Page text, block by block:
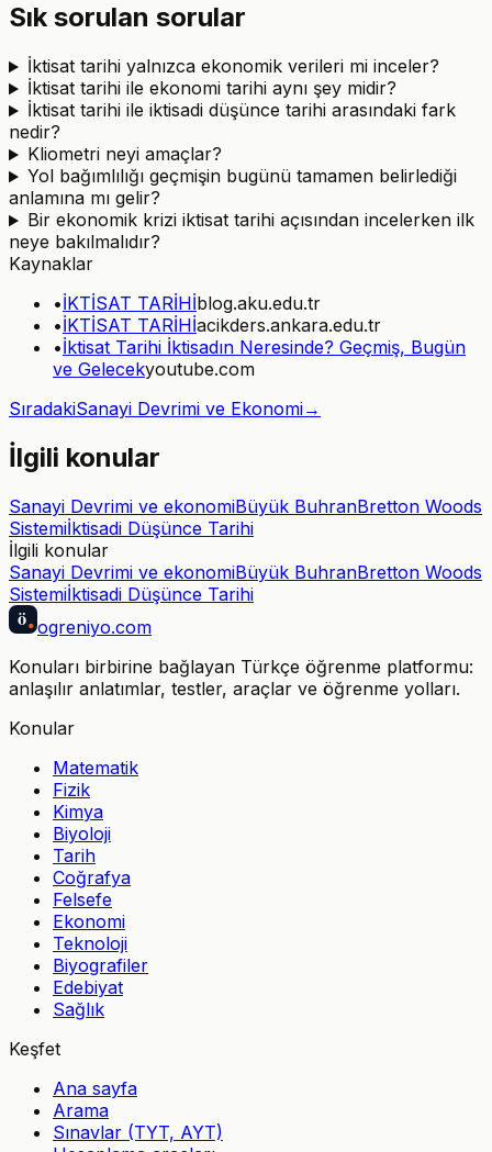
Sık sorulan sorular
İktisat tarihi yalnızca ekonomik verileri mi inceler?
İktisat tarihi ile ekonomi tarihi aynı şey midir?
İktisat tarihi ile iktisadi düşünce tarihi arasındaki fark
nedir?
Kliometri neyi amaçlar?
Yol bağımlılığı geçmişin bugünü tamamen belirlediği
anlamına mı gelir?
Bir ekonomik krizi iktisat tarihi açısından incelerken ilk
neye bakılmalıdır?
Kaynaklar
•İKTİSAT TARİHİblog.aku.edu.tr
•İKTİSAT TARİHİacikders.ankara.edu.tr
•İktisat Tarihi İktisadın Neresinde? Geçmiş, Bugün
ve Gelecekyoutube.com
SıradakiSanayi Devrimi ve Ekonomi→
İlgili konular
Sanayi Devrimi ve ekonomiBüyük BuhranBretton Woods
Sistemiİktisadi Düşünce Tarihi
İlgili konular
Sanayi Devrimi ve ekonomiBüyük BuhranBretton Woods
Sistemiİktisadi Düşünce Tarihi
ö ogreniyo.com
Konuları birbirine bağlayan Türkçe öğrenme platformu:
anlaşılır anlatımlar, testler, araçlar ve öğrenme yolları.
Konular
Matematik
Fizik
Kimya
Biyoloji
Tarih
Coğrafya
Felsefe
Ekonomi
Teknoloji
Biyografiler
Edebiyat
Sağlık
Keşfet
Ana sayfa
Arama
Sınavlar (TYT, AYT)